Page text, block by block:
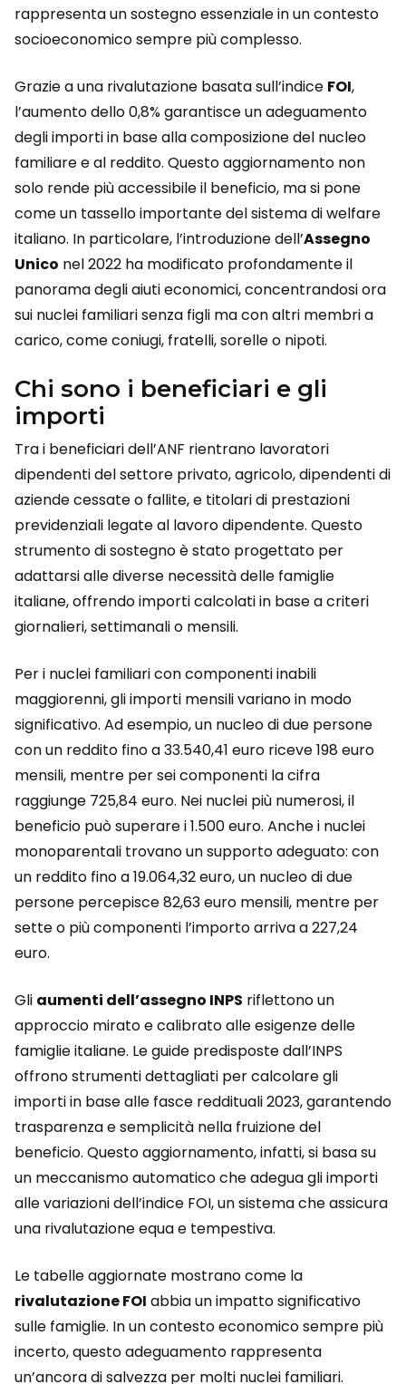
rappresenta un sostegno essenziale in un contesto
socioeconomico sempre più complesso.
Grazie a una rivalutazione basata sull’indice FOI,
l’aumento dello 0,8% garantisce un adeguamento
degli importi in base alla composizione del nucleo
familiare e al reddito. Questo aggiornamento non
solo rende più accessibile il beneficio, ma si pone
come un tassello importante del sistema di welfare
italiano. In particolare, l’introduzione dell’Assegno
Unico nel 2022 ha modificato profondamente il
panorama degli aiuti economici, concentrandosi ora
sui nuclei familiari senza figli ma con altri membri a
carico, come coniugi, fratelli, sorelle o nipoti.
Chi sono i beneficiari e gli
importi
Tra i beneficiari dell’ANF rientrano lavoratori
dipendenti del settore privato, agricolo, dipendenti di
aziende cessate o fallite, e titolari di prestazioni
previdenziali legate al lavoro dipendente. Questo
strumento di sostegno è stato progettato per
adattarsi alle diverse necessità delle famiglie
italiane, offrendo importi calcolati in base a criteri
giornalieri, settimanali o mensili.
Per i nuclei familiari con componenti inabili
maggiorenni, gli importi mensili variano in modo
significativo. Ad esempio, un nucleo di due persone
con un reddito fino a 33.540,41 euro riceve 198 euro
mensili, mentre per sei componenti la cifra
raggiunge 725,84 euro. Nei nuclei più numerosi, il
beneficio può superare i 1.500 euro. Anche i nuclei
monoparentali trovano un supporto adeguato: con
un reddito fino a 19.064,32 euro, un nucleo di due
persone percepisce 82,63 euro mensili, mentre per
sette o più componenti l’importo arriva a 227,24
euro.
Gli aumenti dell’assegno INPS riflettono un
approccio mirato e calibrato alle esigenze delle
famiglie italiane. Le guide predisposte dall’INPS
offrono strumenti dettagliati per calcolare gli
importi in base alle fasce reddituali 2023, garantendo
trasparenza e semplicità nella fruizione del
beneficio. Questo aggiornamento, infatti, si basa su
un meccanismo automatico che adegua gli importi
alle variazioni dell’indice FOI, un sistema che assicura
una rivalutazione equa e tempestiva.
Le tabelle aggiornate mostrano come la
rivalutazione FOI abbia un impatto significativo
sulle famiglie. In un contesto economico sempre più
incerto, questo adeguamento rappresenta
un’ancora di salvezza per molti nuclei familiari.